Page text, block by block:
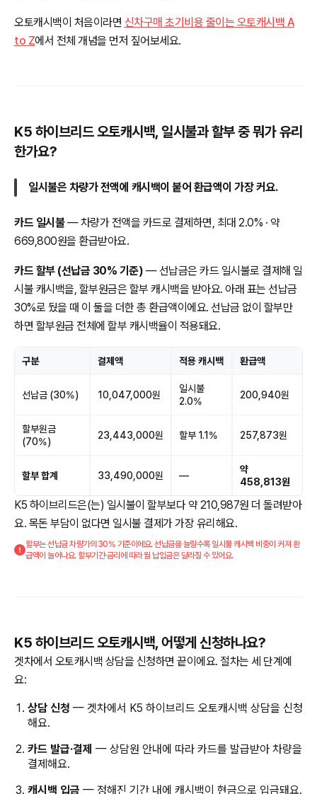
오토캐시백이 처음이라면 신차구매 초기비용 줄이는 오토캐시백 A
to Z에서 전체 개념을 먼저 짚어보세요.
K5 하이브리드 오토캐시백, 일시불과 할부 중 뭐가 유리
한가요?
일시불은 차량가 전액에 캐시백이 붙어 환급액이 가장 커요.
카드 일시불— 차량가 전액을 카드로 결제하면, 최대 2.0% · 약
669,800원을 환급받아요.
카드 할부 (선납금 30% 기준) — 선납금은 카드 일시불로 결제해 일
시불 캐시백을, 할부원금은 할부 캐시백을 받아요. 아래 표는 선납금
30%로 뒀을 때 이 둘을 더한 총 환급액이에요. 선납금 없이 할부만
하면 할부원금 전체에 할부 캐시백율이 적용돼요.
구분 결제액 적용 캐시백 환급액
선납금 (30%) 10,047,000원
일시불
2.0%
200,940원
할부원금
(70%)
23,443,000원 할부 1.1% 257,873원
할부 합계 33,490,000원 —
약
458,813원
K5 하이브리드은(는) 일시불이 할부보다 약 210,987원 더 돌려받아
요. 목돈 부담이 없다면 일시불 결제가 가장 유리해요.
할부는 선납금 차량가의 30% 기준이에요. 선납금을 늘릴수록 일시불 캐시백 비중이 커져 환
급액이 늘어나요. 할부기간·금리에 따라 월 납입금은 달라질 수 있어요.
K5 하이브리드 오토캐시백, 어떻게 신청하나요?
겟차에서 오토캐시백 상담을 신청하면 끝이에요. 절차는 세 단계예
요:
상담 신청 — 겟차에서 K5 하이브리드 오토캐시백 상담을 신청
해요.
카드 발급·결제 — 상담원 안내에 따라 카드를 발급받아 차량을
결제해요.
캐시백 입금 — 정해진 기간 내에 캐시백이 현금으로 입금돼요.